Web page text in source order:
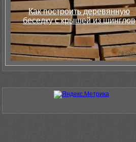
Как построить деревянную
беседку с крышей из шинглов